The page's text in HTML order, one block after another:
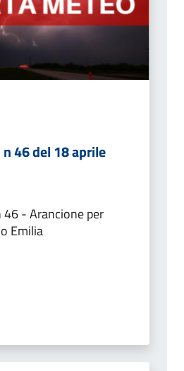
46 del 18 aprile
- Arancione per
Emilia